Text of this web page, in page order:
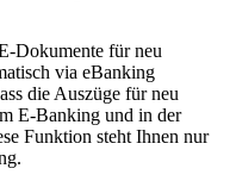
Dokumente für neu
via eBanking
die Auszüge für neu
E-Banking und in der
Funktion steht Ihnen nur